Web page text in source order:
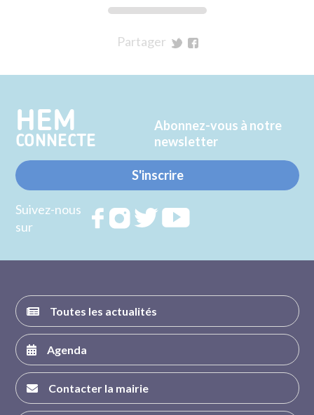
Partager
Twitter
Facebook
HEM
CONNECTE
Abonnez-vous à notre
newsletter
S'inscrire
Suivez-nous
sur
RejoignezRejoignezRejoignez
Toutes les actualités
Agenda
Contacter la mairie